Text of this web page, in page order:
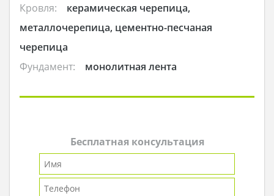
Кровля:
керамическая черепица,
металлочерепица, цементно-песчаная
черепица
Фундамент:
монолитная лента
Бесплатная консультация